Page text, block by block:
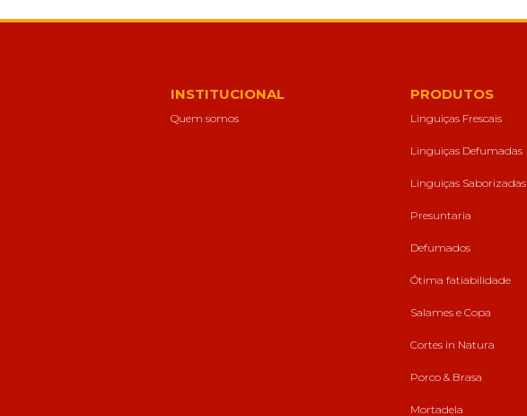
INSTITUCIONAL
Quem somos
PRODUTOS
Linguiças Frescais
Linguiças Defumadas
Linguiças Saborizadas
Presuntaria
Defumados
Ótima fatiabilidade
Salames e Copa
Cortes in Natura
Porco & Brasa
Mortadela